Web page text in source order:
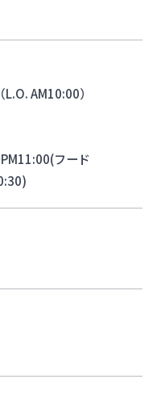
AM10:00）
フード